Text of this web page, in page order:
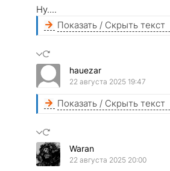
Ну....
Показать / Скрыть текст
hauezar
22 августа 2025 19:47
Показать / Скрыть текст
Waran
22 августа 2025 20:00